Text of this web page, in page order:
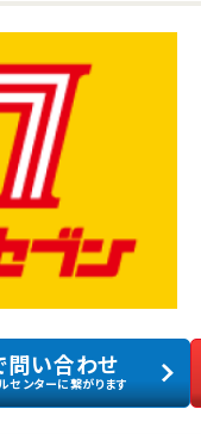
問い合わせ
ンターに繋がります